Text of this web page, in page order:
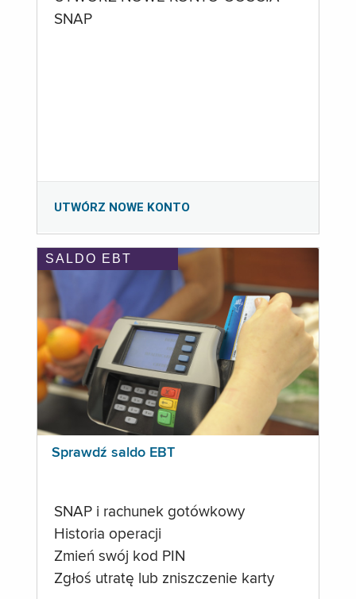
SNAP
UTWÓRZ NOWE KONTO
SALDO EBT
Sprawdź saldo EBT
SNAP i rachunek gotówkowy
Historia operacji
Zmień swój kod PIN
Zgłoś utratę lub zniszczenie karty